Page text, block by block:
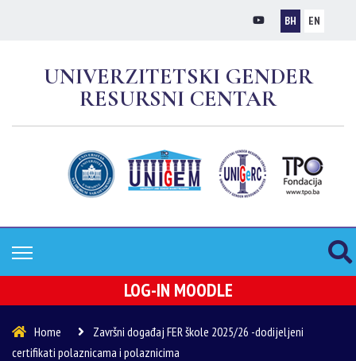
BH EN
UNIVERZITETSKI GENDER
RESURSNI CENTAR
LOG-IN MOODLE
Home
Završni događaj FER škole 2025/26 -dodijeljeni
certifikati polaznicama i polaznicima